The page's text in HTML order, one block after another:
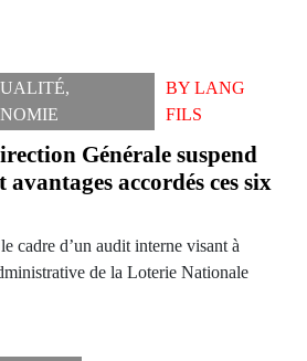
,
BYLANG
FILS
Générale suspend
accordés ces six
cadre d’un audit interne visant à
de la Loterie Nationale